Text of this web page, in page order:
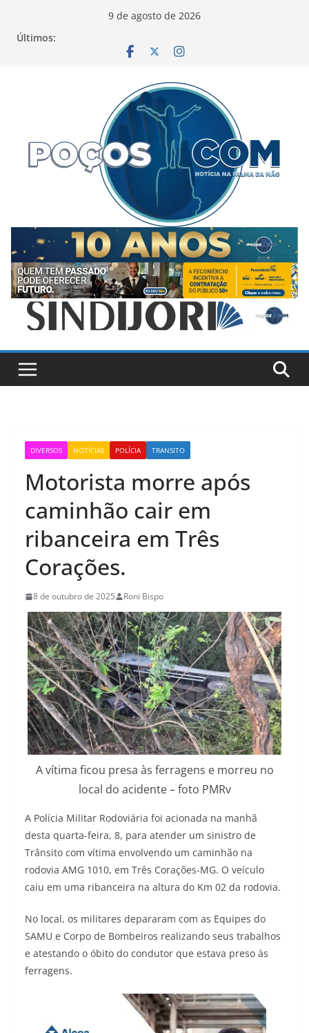
9 de agosto de 2026
Últimos:
DIVERSOS NOTÍCIAS POLÍCIA TRANSITO
Motorista morre após
caminhão cair em
ribanceira em Três
Corações.
8 de outubro de 2025 Roni Bispo
A vítima ficou presa às ferragens e morreu no
local do acidente – foto PMRv
A Polícia Militar Rodoviária foi acionada na manhã
desta quarta-feira, 8, para atender um sinistro de
Trânsito com vítima envolvendo um caminhão na
rodovia AMG 1010, em Três Corações-MG. O veículo
caiu em uma ribanceira na altura do Km 02 da rodovia.
No local, os militares depararam com as Equipes do
SAMU e Corpo de Bombeiros realizando seus trabalhos
e atestando o óbito do condutor que estava preso às
ferragens.